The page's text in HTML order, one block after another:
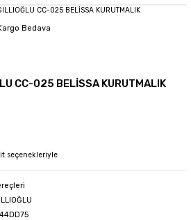
Bedava
CC-025 BELİSSA KURUTMALIK
seçenekleriyle